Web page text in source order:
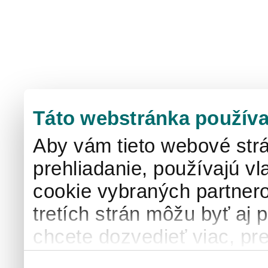
Táto webstránka
Aby vám tieto webové
prehliadanie, používajú
cookie vybraných
tretích strán môžu byť aj
chcete dozvedieť viac,